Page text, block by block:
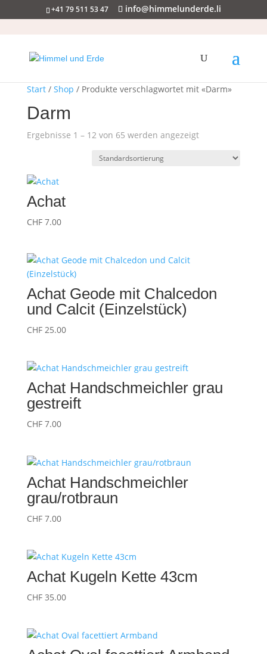
+41 79 511 53 47 info@himmelunderde.li
Start/ Shop / Produkte verschlagwortet mit «Darm»
Darm
Ergebnisse 1 – 12 von 65 werden angezeigt
Achat
CHF7.00
Achat Geode mit Chalcedon
und Calcit (Einzelstück)
CHF25.00
Achat Handschmeichler grau
gestreift
CHF7.00
Achat Handschmeichler
grau/rotbraun
CHF7.00
Achat Kugeln Kette 43cm
CHF35.00